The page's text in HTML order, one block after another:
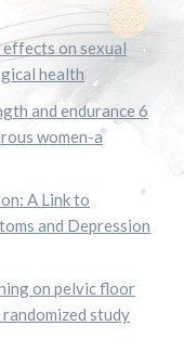
on sexual
health
and endurance 6
women-a
A Link to
and Depression
on pelvic floor
study